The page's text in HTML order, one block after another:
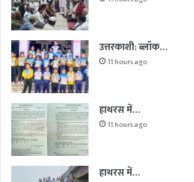
उत्तरकाशी: ब्लॉक…
11 hours ago
हाथरस में…
11 hours ago
हाथरस में…